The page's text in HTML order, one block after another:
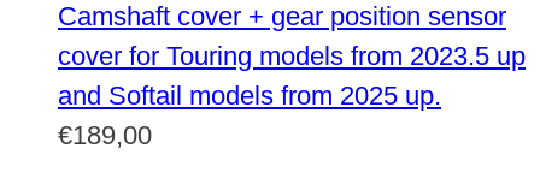
Camshaft cover + gear position sensor
cover for Touring models from 2023.5 up
and Softail models from 2025 up.
€189,00